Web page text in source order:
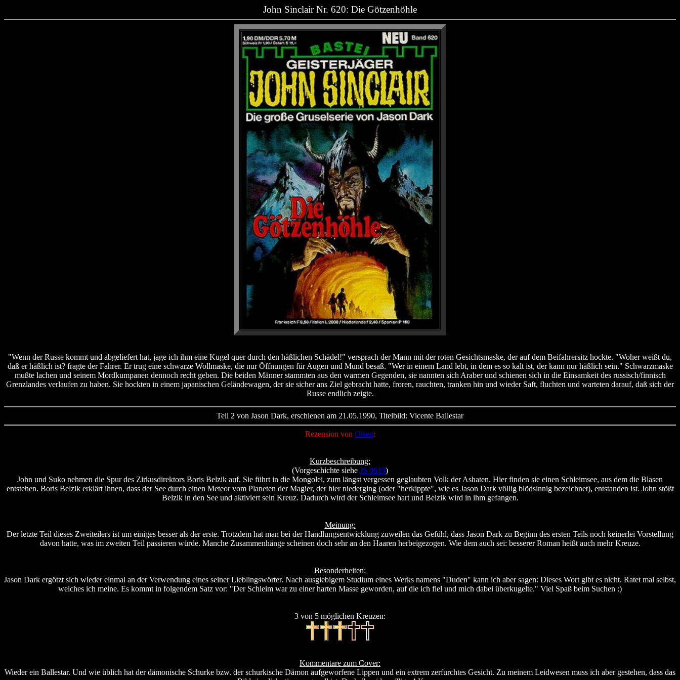
John Sinclair Nr. 620: Die Götzenhöhle
"Wenn der Russe kommt und abgeliefert hat, jage ich ihm eine Kugel quer durch den häßlichen Schädel!" versprach der Mann mit der roten Gesichtsmaske, der auf dem Beifahrersitz hockte. "Woher weißt du,
daß er häßlich ist? fragte der Fahrer. Er trug eine schwarze Wollmaske, die nur Öffnungen für Augen und Mund besaß. "Wer in einem Land lebt, in dem es so kalt ist, der kann nur häßlich sein." Schwarzmaske
mußte lachen und seinem Mordkumpanen dennoch recht geben. Die beiden Männer stammten aus den warmen Gegenden, sie nannten sich Araber und schienen sich in die Einsamkeit des russisch/finnisch
Grenzlandes verlaufen zu haben. Sie hockten in einem japanischen Geländewagen, der sie sicher ans Ziel gebracht hatte, froren, rauchten, tranken hin und wieder Saft, fluchten und warteten darauf, daß sich der
Russe endlich zeigte.
Teil 2 von Jason Dark, erschienen am 21.05.1990, Titelbild: Vicente Ballestar
Rezension von Olsen:
Kurzbeschreibung:
(Vorgeschichte siehe JS 0619)
John und Suko nehmen die Spur des Zirkusdirektors Boris Belzik auf. Sie führt in die Mongolei, zum längst vergessen geglaubten Volk der Ashaten. Hier finden sie einen Schleimsee, aus dem die Blasen
entstehen. Boris Belzik erklärt ihnen, dass der See durch einen Meteor vom Planeten der Magier, der hier niederging (oder "herkippte", wie es Jason Dark völlig blödsinnig bezeichnet), entstanden ist. John stößt
Belzik in den See und aktiviert sein Kreuz. Dadurch wird der Schleimsee hart und Belzik wird in ihm gefangen.
Meinung:
Der letzte Teil dieses Zweiteilers ist um einiges besser als der erste. Trotzdem hat man bei der Handlungsentwicklung zuweilen das Gefühl, dass Jason Dark zu Beginn des ersten Teils noch keinerlei Vorstellung
davon hatte, was im zweiten Teil passieren würde. Manche Zusammenhänge scheinen doch sehr an den Haaren herbeigezogen. Wie dem auch sei: besserer Roman heißt auch mehr Kreuze.
Besonderheiten:
Jason Dark ergötzt sich wieder einmal an der Verwendung eines seiner Lieblingswörter. Nach ausgiebigem Studium eines Werks namens "Duden" kann ich aber sagen: Dieses Wort gibt es nicht. Ratet mal selbst,
welches ich meine. Es kommt in folgendem Satz vor: "Der Schleim war zu einer harten Masse geworden, auf die ich fiel und mich dabei überkugelte." Viel Spaß beim Suchen :)
3 von 5 möglichen Kreuzen:
Kommentare zum Cover:
Wieder ein Ballestar. Und wie üblich hat der dämonische Schurke bzw. der schurkische Dämon aufgeworfene Lippen und ein extrem zerfurchtes Gesicht. Zu meinem Leidwesen muss ich aber gestehen, dass das